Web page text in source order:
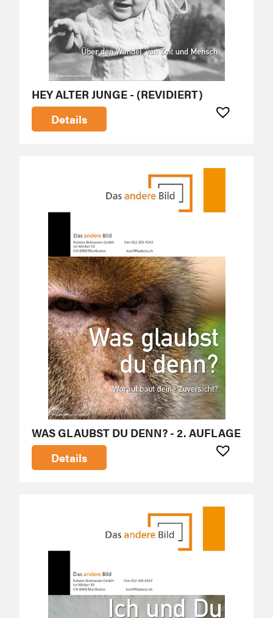
HEY ALTER JUNGE - (REVIDIERT)
Details
WAS GLAUBST DU DENN? - 2. AUFLAGE
Details